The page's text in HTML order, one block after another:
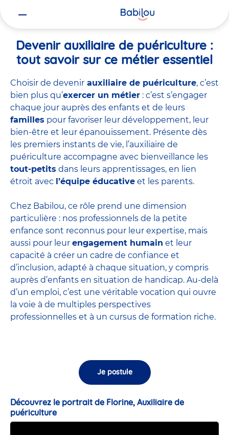
Devenir auxiliaire de puériculture :
tout savoir sur ce métier essentiel
Choisir de devenir auxiliaire de puériculture, c’est
bien plus qu’exercer un métier : c’est s’engager
chaque jour auprès des enfants et de leurs
familles pour favoriser leur développement, leur
bien-être et leur épanouissement. Présente dès
les premiers instants de vie, l’auxiliaire de
puériculture accompagne avec bienveillance les
tout-petits dans leurs apprentissages, en lien
étroit avec l’équipe éducative et les parents.
Chez Babilou, ce rôle prend une dimension
particulière : nos professionnels de la petite
enfance sont reconnus pour leur expertise, mais
aussi pour leur engagement humain et leur
capacité à créer un cadre de confiance et
d’inclusion, adapté à chaque situation, y compris
auprès d’enfants en situation de handicap. Au-delà
d’un emploi, c’est une véritable vocation qui ouvre
la voie à de multiples perspectives
professionnelles et à un cursus de formation riche.
Je postule
Découvrez le portrait de Florine, Auxiliaire de
puériculture